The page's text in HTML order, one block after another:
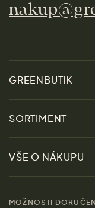
GREENBUTIK
Udržitelnost
Obchody
SORTIMENT
Slevy
Ženy
VŠE O NÁKUPU
MOŽNOSTI